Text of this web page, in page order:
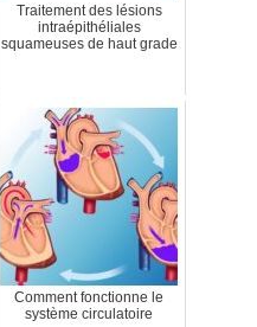
Traitement des lésions
intraépithéliales
squameuses de haut grade
Comment fonctionne le
système circulatoire